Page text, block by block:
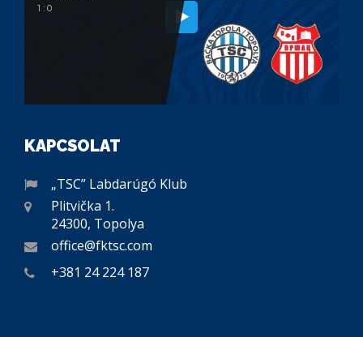
1 : 0
KAPCSOLAT
„TSC” Labdarúgó Klub
Plitvička 1.
24300, Topolya
office@fktsc.com
+381 24 224 187